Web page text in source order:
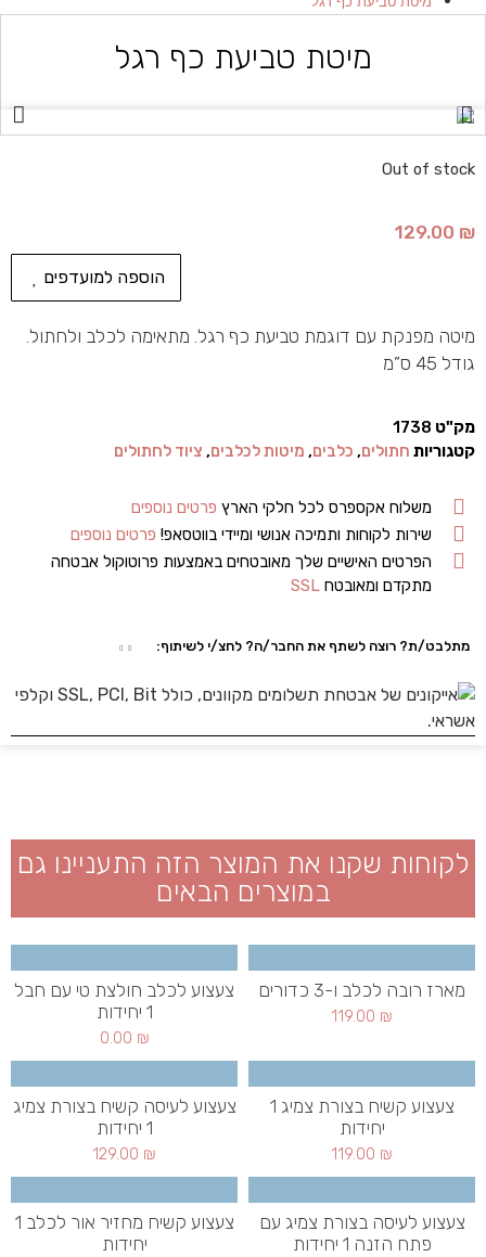
מיטת טביעת כף רגל
Out of stock
129.00 ₪
הוספה למועדפים
מיטה מפנקת עם דוגמת טביעת כף רגל. מתאימה לכלב ולחתול.
גודל 45 ס”מ
מק"ט 1738
קטגוריות חתולים, כלבים, מיטות לכלבים, ציוד לחתולים
משלוח אקספרס לכל חלקי הארץ פרטים נוספים
שירות לקוחות ותמיכה אנושי ומיידי בווטסאפ! פרטים נוספים
הפרטים האישיים שלך מאובטחים באמצעות פרוטוקול אבטחה
מתקדם ומאובטחSSL
מתלבט/ת? רוצה לשתף את החבר/ה? לחצ/י לשיתוף:
לקוחות שקנו את המוצר הזה התעניינו גם
במוצרים הבאים
מארז רובה לכלב ו-3 כדורים
119.00 ₪
צעצוע לכלב חולצת טי עם חבל
1 יחידות
0.00 ₪
צעצוע קשיח בצורת צמיג 1
יחידות
119.00 ₪
צעצוע לעיסה קשיח בצורת צמיג
1 יחידות
129.00 ₪
צעצוע לעיסה בצורת צמיג עם
פתח הזנה 1 יחידות
צעצוע קשיח מחזיר אור לכלב 1
יחידות